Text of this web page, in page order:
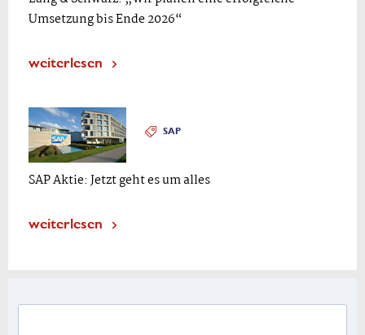
Umsetzung bis Ende 2026“
weiterlesen
SAP
SAP Aktie: Jetzt geht es um alles
weiterlesen